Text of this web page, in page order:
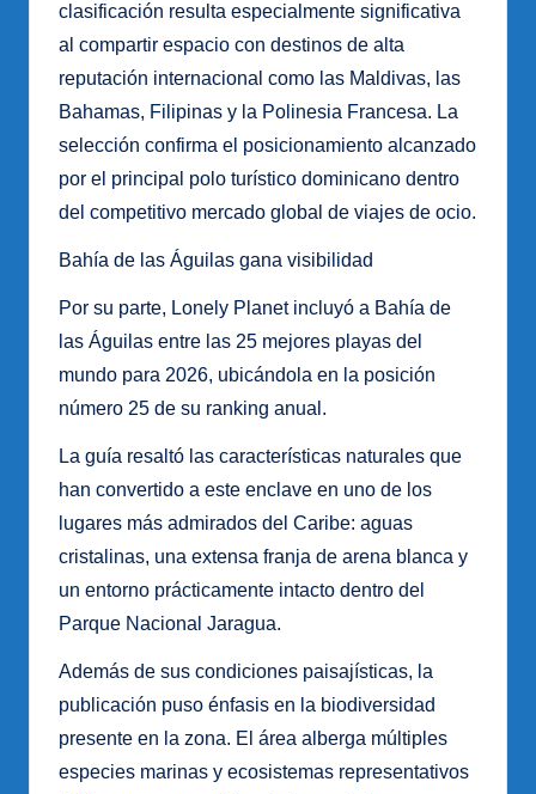
clasificación resulta especialmente significativa
al compartir espacio con destinos de alta
reputación internacional como las Maldivas, las
Bahamas, Filipinas y la Polinesia Francesa. La
selección confirma el posicionamiento alcanzado
por el principal polo turístico dominicano dentro
del competitivo mercado global de viajes de ocio.
Bahía de las Águilas gana visibilidad
Por su parte, Lonely Planet incluyó a Bahía de
las Águilas entre las 25 mejores playas del
mundo para 2026, ubicándola en la posición
número 25 de su ranking anual.
La guía resaltó las características naturales que
han convertido a este enclave en uno de los
lugares más admirados del Caribe: aguas
cristalinas, una extensa franja de arena blanca y
un entorno prácticamente intacto dentro del
Parque Nacional Jaragua.
Además de sus condiciones paisajísticas, la
publicación puso énfasis en la biodiversidad
presente en la zona. El área alberga múltiples
especies marinas y ecosistemas representativos